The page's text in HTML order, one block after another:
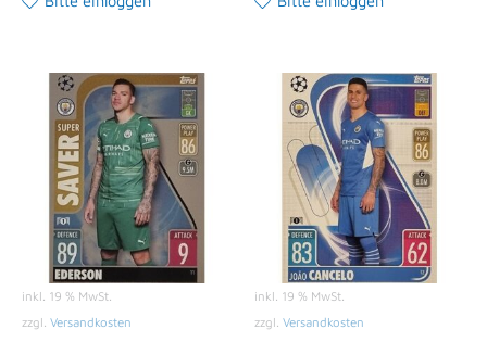
inkl. 19 % MwSt.
zzgl. Versandkosten
inkl. 19 % MwSt.
zzgl. Versandkosten